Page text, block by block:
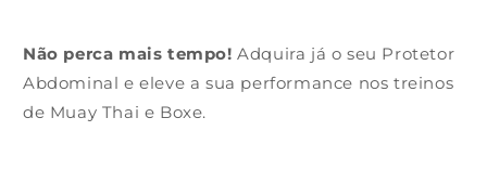
Não perca mais tempo! Adquira já o seu Protetor
Abdominal e eleve a sua performance nos treinos
de Muay Thai e Boxe.